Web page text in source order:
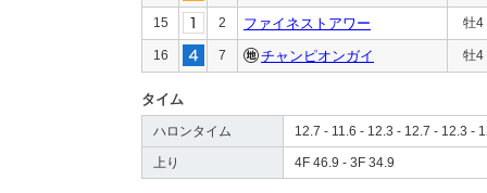
15 2 ファイネストアワー 牡4
16 7 チャンピオンガイ 牡4
タイム
ハロンタイム 12.7 - 11.6 - 12.3 - 12.7 - 12.3 -
上り 4F 46.9 - 3F 34.9